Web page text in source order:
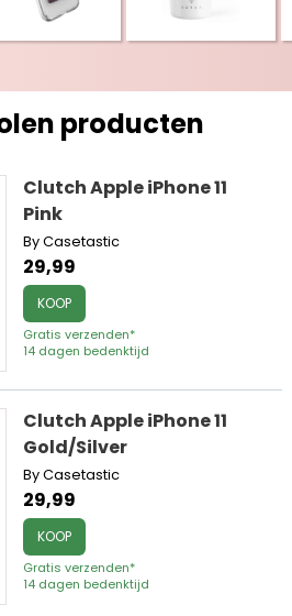
producten
Clutch Apple iPhone 11
Pink
By Casetastic
29,99
KOOP
Gratis verzenden*
14 dagen bedenktijd
Clutch Apple iPhone 11
Gold/Silver
By Casetastic
29,99
KOOP
Gratis verzenden*
14 dagen bedenktijd